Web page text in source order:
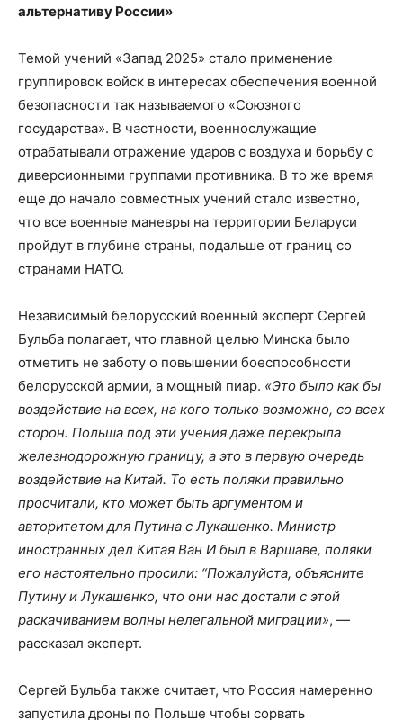
альтернативу России»
Темой учений «Запад 2025» стало применение
группировок войск в интересах обеспечения военной
безопасности так называемого «Союзного
государства». В частности, военнослужащие
отрабатывали отражение ударов с воздуха и борьбу с
диверсионными группами противника. В то же время
еще до начало совместных учений стало известно,
что все военные маневры на территории Беларуси
пройдут в глубине страны, подальше от границ со
странами НАТО.
Независимый белорусский военный эксперт Сергей
Бульба полагает, что главной целью Минска было
отметить не заботу о повышении боеспособности
белорусской армии, а мощный пиар. «Это было как бы
воздействие на всех, на кого только возможно, со всех
сторон. Польша под эти учения даже перекрыла
железнодорожную границу, а это в первую очередь
воздействие на Китай. То есть поляки правильно
просчитали, кто может быть аргументом и
авторитетом для Путина с Лукашенко. Министр
иностранных дел Китая Ван И был в Варшаве, поляки
его настоятельно просили: “Пожалуйста, объясните
Путину и Лукашенко, что они нас достали с этой
раскачиванием волны нелегальной миграции», —
рассказал эксперт.
Сергей Бульба также считает, что Россия намеренно
запустила дроны по Польше чтобы сорвать